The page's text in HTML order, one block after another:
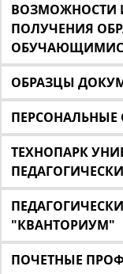
ВОЗМОЖНОСТИ
ПОЛУЧЕНИЯ
ОБРАЗЦЫ
ПЕРСОНАЛЬНЫЕ
ТЕХНОПАРК
"КВАНТОРИУМ"
ПОЧЕТНЫЕ